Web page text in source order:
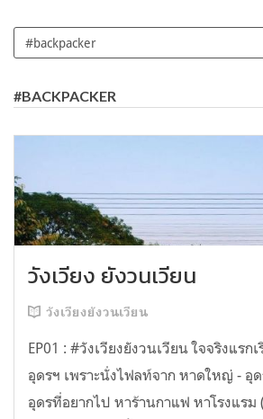
#BACKPACKER
วังเวียง ยังวนเวียน
วังเวียงยังวนเวียน
EP01 : #วังเวียงยังวนเวียน ใจจริงแรก
อุดรฯ เพราะนั่งไฟลท์จาก หาดใหญ่ - อุ
อุดรที่อยากไป หาร้านกาแฟ หาโรงแรม